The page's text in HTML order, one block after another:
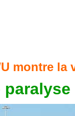
montre la